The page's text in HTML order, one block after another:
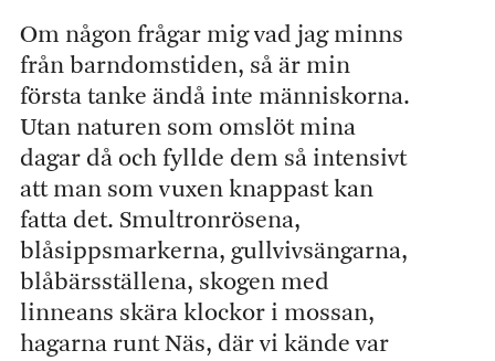
Om någon frågar mig vad jag minns
från barndomstiden, så är min
första tanke ändå inte människorna.
Utan naturen som omslöt mina
dagar då och fyllde dem så intensivt
att man som vuxen knappast kan
fatta det. Smultronrösena,
blåsippsmarkerna, gullvivsängarna,
blåbärsställena, skogen med
linneans skära klockor i mossan,
hagarna runt Näs, där vi kände var